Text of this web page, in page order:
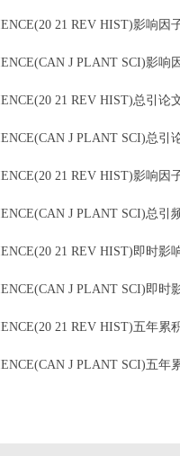
21 REV HIST)影响因
J PLANT SCI)影响
21 REV HIST)总引论
J PLANT SCI)总引
21 REV HIST)影响因
J PLANT SCI)总引
21 REV HIST)即时影
J PLANT SCI)即时
21 REV HIST)五年累
J PLANT SCI)五年